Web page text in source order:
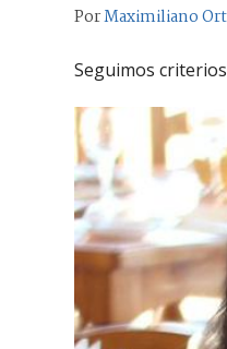
PorMaximiliano
Seguimos